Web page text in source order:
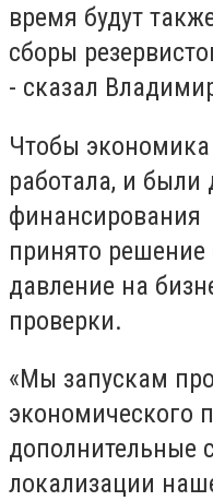
время будут
сборы
- сказал
Чтобы
работала, и были
финансирования
принято решение
давление на
проверки.
«Мы запускам
экономического
дополнительные
локализации